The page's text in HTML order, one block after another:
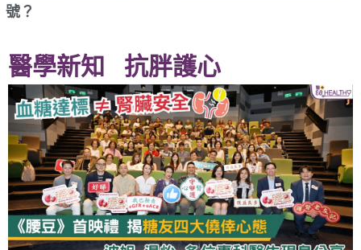
號？
醫學新知 抗胖護心